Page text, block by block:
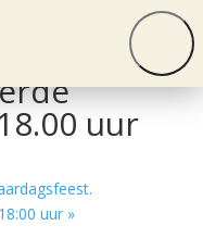
uur
uur »